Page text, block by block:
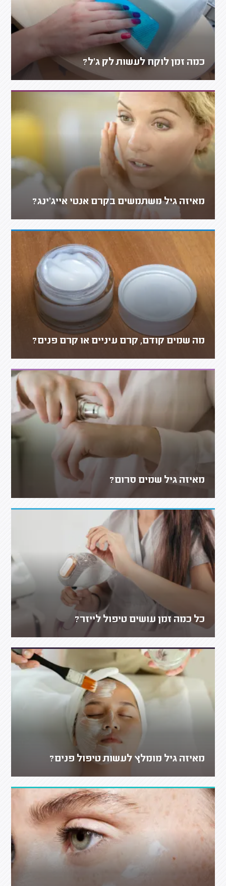
כמה זמן לוקח לעשות לק ג'ל?
מאיזה גיל משתמשים בקרם אנטי אייג'ינג?
מה שמים קודם, קרם עיניים או קרם פנים?
מאיזה גיל שמים סרום?
כל כמה זמן עושים טיפול לייזר?
מאיזה גיל מומלץ לעשות טיפול פנים?